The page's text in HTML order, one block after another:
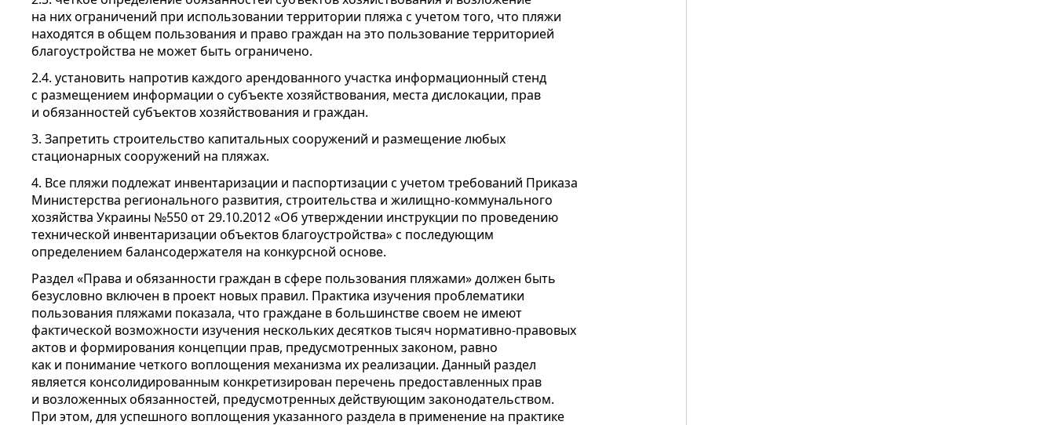
на них ограничений при использовании территории пляжа с учетом того, что пляжи
находятся в общем пользования и право граждан на это пользование территорией
благоустройства не может быть ограничено.
2.4. установить напротив каждого арендованного участка информационный стенд
с размещением информации о субъекте хозяйствования, места дислокации, прав
и обязанностей субъектов хозяйствования и граждан.
3. Запретить строительство капитальных сооружений и размещение любых
стационарных сооружений на пляжах.
4. Все пляжи подлежат инвентаризации и паспортизации с учетом требований Приказа
Министерства регионального развития, строительства и жилищно-коммунального
хозяйства Украины №550 от 29.10.2012 «Об утверждении инструкции по проведению
технической инвентаризации объектов благоустройства» с последующим
определением балансодержателя на конкурсной основе.
Раздел «Права и обязанности граждан в сфере пользования пляжами» должен быть
безусловно включен в проект новых правил. Практика изучения проблематики
пользования пляжами показала, что граждане в большинстве своем не имеют
фактической возможности изучения нескольких десятков тысяч нормативно-правовых
актов и формирования концепции прав, предусмотренных законом, равно
как и понимание четкого воплощения механизма их реализации. Данный раздел
является консолидированным конкретизирован перечень предоставленных прав
и возложенных обязанностей, предусмотренных действующим законодательством.
При этом, для успешного воплощения указанного раздела в применение на практике